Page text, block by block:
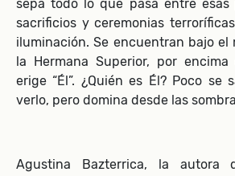
sepa todo lo que pasa entre esas
sacrificios y ceremonias
iluminación. Se encuentran bajo el
la Hermana Superior, por
erige “Él”. ¿Quién es Él? Poco se
verlo, pero domina desde las
Agustina Bazterrica, la autora